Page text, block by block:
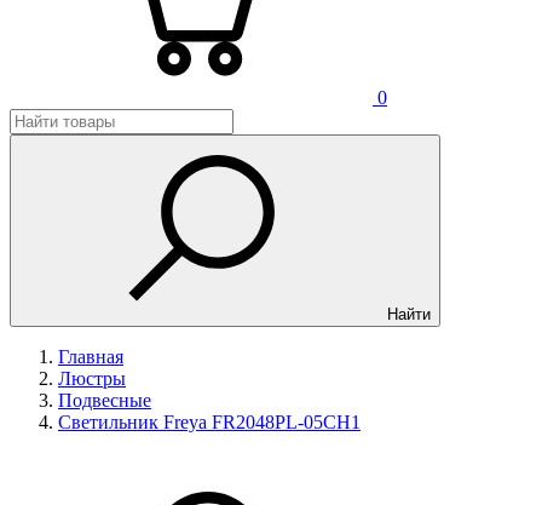
0
Найти
Главная
Люстры
Подвесные
Светильник Freya FR2048PL-05CH1